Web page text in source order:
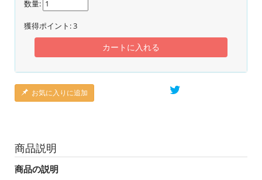
数量:
獲得ポイント:3
カートに入れる
お気に入りに追加
商品説明
商品の説明